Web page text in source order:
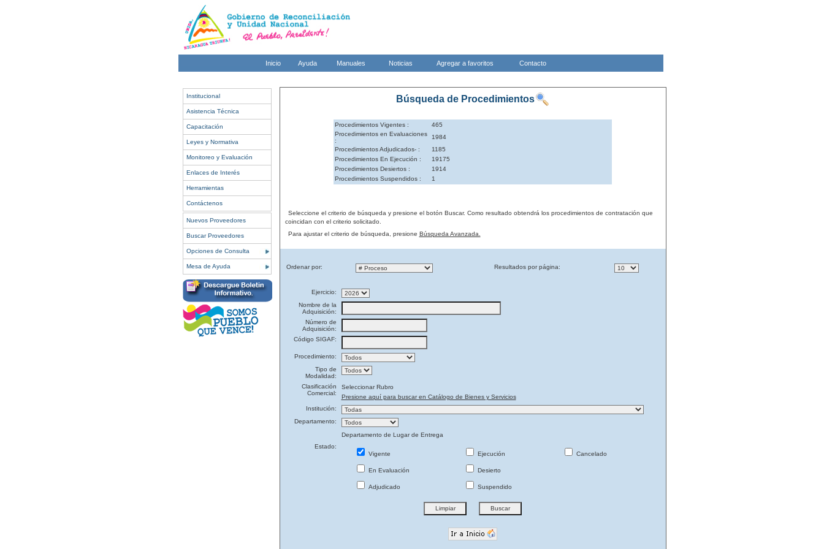
Inicio Ayuda Manuales Noticias Agregar a favoritos Contacto
Institucional
Asistencia Técnica
Capacitación
Leyes y Normativa
Monitoreo y Evaluación
Enlaces de Interés
Herramientas
Contáctenos
Nuevos Proveedores
Buscar Proveedores
Opciones de Consulta
Mesa de Ayuda
Búsqueda de Procedimientos
Procedimientos Vigentes :
465
Procedimientos en Evaluaciones
:
1984
Procedimientos Adjudicados- :
1185
Procedimientos En Ejecución :
19175
Procedimientos Desiertos :
1914
Procedimientos Suspendidos :
1
Seleccione el criterio de búsqueda y presione el botón Buscar. Como resultado obtendrá los procedimientos de contratación que
coincidan con el criterio solicitado.
Para ajustar el criterio de búsqueda, presione Búsqueda Avanzada.
Ordenar por: Resultados por página:
Ejercicio:
Nombre de la
Adquisición:
Número de
Adquisición:
Código SIGAF:
Procedimiento:
Tipo de
Modalidad:
Clasificación
Comercial:
Seleccionar Rubro
Presione aquí para buscar en Catálogo de Bienes y Servicios
Institución:
Departamento:
Departamento de Lugar de Entrega
Estado:
Vigente
Ejecución Cancelado
En Evaluación Desierto
Adjudicado Suspendido